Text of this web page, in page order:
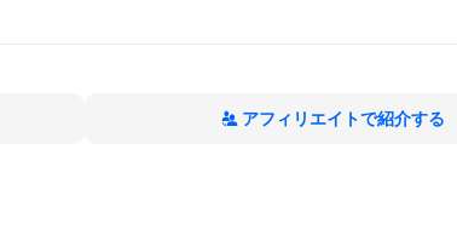
アフィリエイトで紹介する